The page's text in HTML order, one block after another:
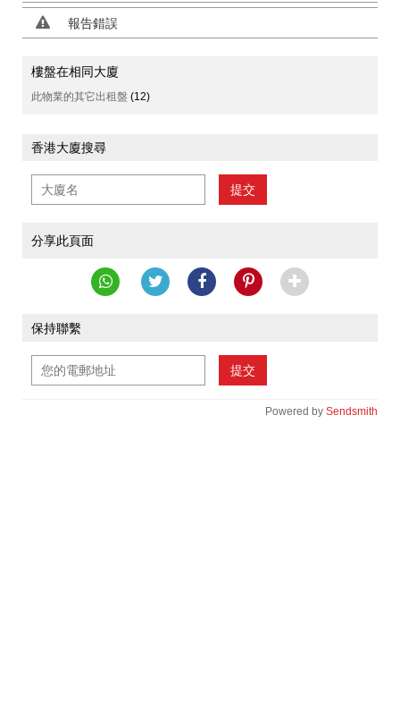
報告錯誤
樓盤在相同大廈
此物業的其它出租盤 (12)
香港大廈搜尋
提交
分享此頁面
保持聯繫
提交
Powered by Sendsmith